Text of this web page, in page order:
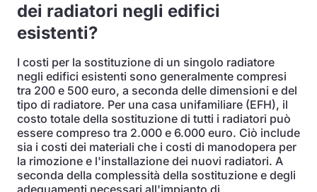
dei radiatori negli edifici
esistenti?
I costi per la sostituzione di un singolo radiatore
negli edifici esistenti sono generalmente compresi
tra 200 e 500 euro, a seconda delle dimensioni e del
tipo di radiatore. Per una casa unifamiliare (EFH), il
costo totale della sostituzione di tutti i radiatori può
essere compreso tra 2.000 e 6.000 euro. Ciò include
sia i costi dei materiali che i costi di manodopera per
la rimozione e l'installazione dei nuovi radiatori. A
seconda della complessità della sostituzione e degli
adeguamenti necessari all'impianto di